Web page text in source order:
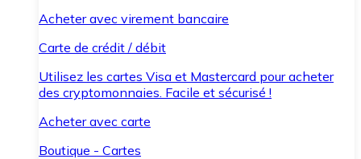
Acheter avec virement bancaire
Carte de crédit / débit
Utilisez les cartes Visa et Mastercard pour acheter
des cryptomonnaies. Facile et sécurisé !
Acheter avec carte
Boutique - Cartes